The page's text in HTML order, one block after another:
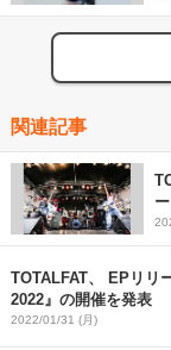
関連記事
TOTALFAT、 EPリリ
2022』の開催を発表
2022/01/31 (月)